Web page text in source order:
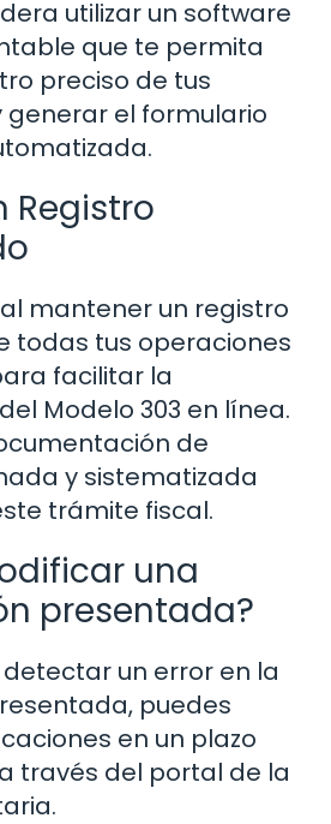
utilizar un software
que te permita
preciso de tus
generar el formulario
Registro
mantener un registro
todas tus operaciones
facilitar la
Modelo 303 en línea.
de
y sistematizada
trámite fiscal.
una
presentada?
detectar un error en la
puedes
en un plazo
través del portal de la